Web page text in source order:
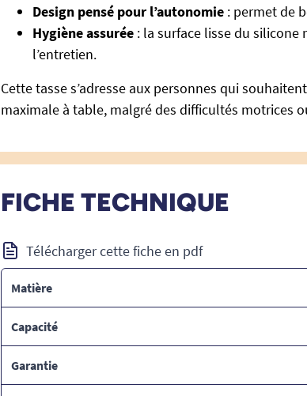
Design pensé pour l’autonomie : permet de
Hygiène assurée : la surface lisse du silicone
l’entretien.
Cette tasse s’adresse aux personnes qui
maximale à table, malgré des difficultés motrices
FICHE TECHNIQUE
Télécharger cette fiche en pdf
Matière
Capacité
Garantie